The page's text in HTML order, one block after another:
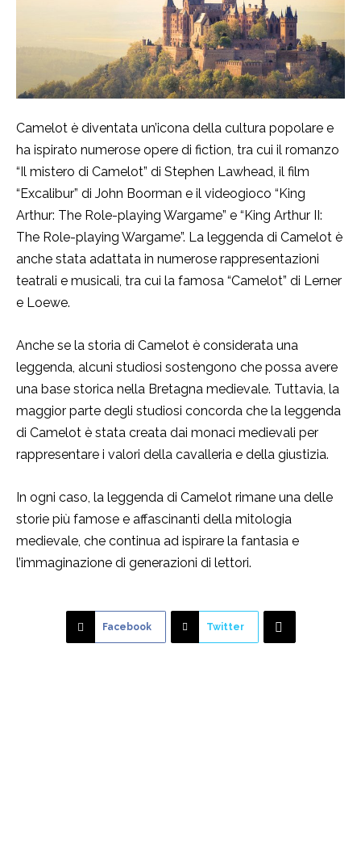
Camelot è diventata un’icona della cultura popolare e
ha ispirato numerose opere di fiction, tra cui il romanzo
“Il mistero di Camelot” di Stephen Lawhead, il film
“Excalibur” di John Boorman e il videogioco “King
Arthur: The Role-playing Wargame” e “King Arthur II:
The Role-playing Wargame”. La leggenda di Camelot è
anche stata adattata in numerose rappresentazioni
teatrali e musicali, tra cui la famosa “Camelot” di Lerner
e Loewe.
Anche se la storia di Camelot è considerata una
leggenda, alcuni studiosi sostengono che possa avere
una base storica nella Bretagna medievale. Tuttavia, la
maggior parte degli studiosi concorda che la leggenda
di Camelot è stata creata dai monaci medievali per
rappresentare i valori della cavalleria e della giustizia.
In ogni caso, la leggenda di Camelot rimane una delle
storie più famose e affascinanti della mitologia
medievale, che continua ad ispirare la fantasia e
l’immaginazione di generazioni di lettori.
Facebook Twitter